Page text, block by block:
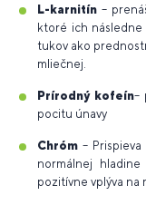
L-karnitín –
ktoré ich následne
tukov ako
mliečnej.
Prírodný kofeín–
pocitu únavy
Chróm –
normálnej
pozitívne vplýva na